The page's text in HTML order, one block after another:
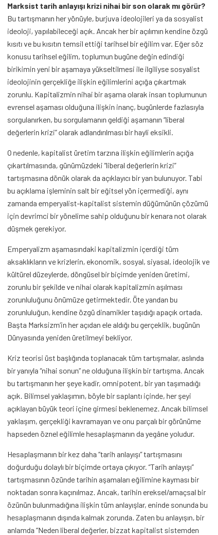
Marksist tarih anlayışı krizi nihai bir son olarak mı görür?
Bu tartışmanın her yönüyle, burjuva ideolojileri ya da sosyalist
ideoloji, yapılabileceği açık. Ancak her bir açılımın kendine özgü
kısıtı ve bu kısıtın temsil ettiği tarihsel bir eğilim var. Eğer söz
konusu tarihsel eğilim, toplumun bugüne değin edindiği
birikimin yeni bir aşamaya yükseltilmesi ile ilgiliyse sosyalist
ideolojinin gerçekliğe ilişkin eğilimlerini açığa çıkartmak
zorunlu. Kapitalizmin nihai bir aşama olarak insan toplumunun
evrensel aşaması olduğuna ilişkin inanç, bugünlerde fazlasıyla
sorgulanırken, bu sorgulamanın geldiği aşamanın “liberal
değerlerin krizi” olarak adlandırılması bir hayli eksikli.
O nedenle, kapitalist üretim tarzına ilişkin eğilimlerin açığa
çıkartılmasında, günümüzdeki “liberal değerlerin krizi”
tartışmasına dönük olarak da açıklayıcı bir yan bulunuyor. Tabi
bu açıklama işleminin salt bir eğitsel yön içermediği, aynı
zamanda emperyalist-kapitalist sistemin düğümünün çözümü
için devrimci bir yönelime sahip olduğunu bir kenara not olarak
düşmek gerekiyor.
Emperyalizm aşamasındaki kapitalizmin içerdiği tüm
aksaklıkların ve krizlerin, ekonomik, sosyal, siyasal, ideolojik ve
kültürel düzeylerde, döngüsel bir biçimde yeniden üretimi,
zorunlu bir şekilde ve nihai olarak kapitalizmin aşılması
zorunluluğunu önümüze getirmektedir. Öte yandan bu
zorunluluğun, kendine özgü dinamikler taşıdığı apaçık ortada.
Başta Marksizm’in her açıdan ele aldığı bu gerçeklik, bugünün
Dünyasında yeniden üretilmeyi bekliyor.
Kriz teorisi üst başlığında toplanacak tüm tartışmalar, aslında
bir yanıyla “nihai sonun” ne olduğuna ilişkin bir tartışma. Ancak
bu tartışmanın her şeye kadir, omnipotent, bir yan taşımadığı
açık. Bilimsel yaklaşımın, böyle bir saplantı içinde, her şeyi
açıklayan büyük teori içine girmesi beklenemez. Ancak bilimsel
yaklaşım, gerçekliği kavramayan ve onu parçalı bir görünüme
hapseden öznel eğilimle hesaplaşmanın da yegâne yoludur.
Hesaplaşmanın bir kez daha “tarih anlayışı” tartışmasını
doğurduğu dolaylı bir biçimde ortaya çıkıyor. “Tarih anlayışı”
tartışmasının özünde tarihin aşamaları eğilimine kayması bir
noktadan sonra kaçınılmaz. Ancak, tarihin ereksel/amaçsal bir
özünün bulunmadığına ilişkin tüm anlayışlar, eninde sonunda bu
hesaplaşmanın dışında kalmak zorunda. Zaten bu anlayışın, bir
anlamda “Neden liberal değerler, bizzat kapitalist sistemden